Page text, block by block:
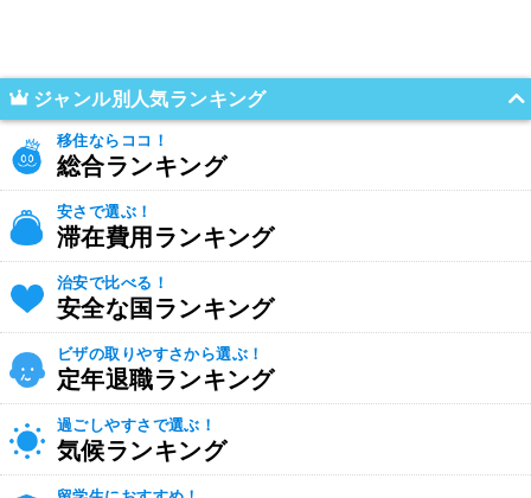
ジャンル別人気ランキング
移住ならココ！
総合ランキング
安さで選ぶ！
滞在費用ランキング
治安で比べる！
安全な国ランキング
ビザの取りやすさから選ぶ！
定年退職ランキング
過ごしやすさで選ぶ！
気候ランキング